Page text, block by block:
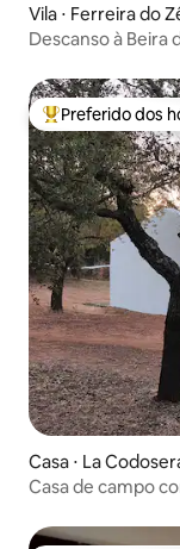
Vila ⋅ Ferreira do
Descanso à Beira
Entre os
Preferido dos
Casa ⋅ La
Casa de campo